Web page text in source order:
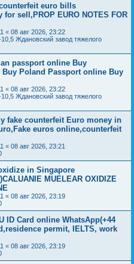
counterfeit euro bills
sell,PROP EURO NOTES FOR
« 08 авг 2026, 23:22
Ждановский завод тяжелого
passport online Buy
Poland Passport online Buy
« 08 авг 2026, 23:22
Ждановский завод тяжелого
fake counterfeit Euro money in
euros online,counterfeit
« 08 авг 2026, 23:21
in Singapore
MUELEAR OXIDIZE
« 08 авг 2026, 23:19
ID Card online WhatsApp(+44
permit, IELTS, work
« 08 авг 2026, 23:19